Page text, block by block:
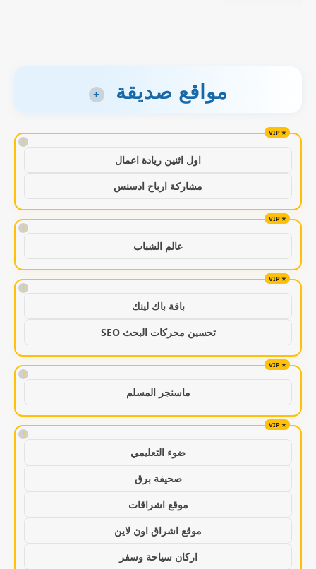
مواقع صديقة +
!
اول اثنين ريادة اعمال
مشاركة ارباح ادسنس
!
عالم الشباب
!
باقة باك لينك
تحسين محركات البحث SEO
!
ماسنجر المسلم
!
ضوء التعليمي
صحيفة برق
موقع اشراقات
موقع اشراق اون لاين
اركان سياحة وسفر